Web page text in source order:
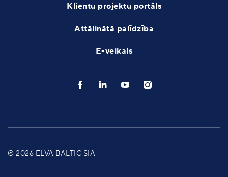
Klientu projektu portāls
Attālinātā palīdzība
E-veikals
© 2026 ELVA BALTIC SIA